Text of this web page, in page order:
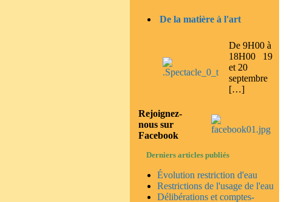
De la matière à l'art
De 9H00 à
18H00 19
et 20
septembre
[…]
Rejoignez-
nous sur
Facebook
Derniers articles publiés
Évolution restriction d'eau
Restrictions de l'usage de l'eau
Délibérations et comptes-